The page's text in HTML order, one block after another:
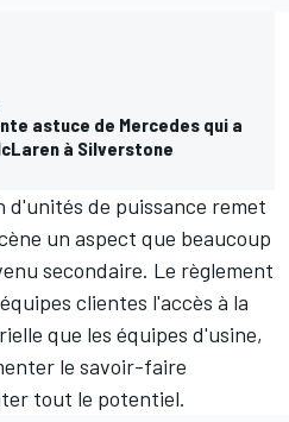
astuce de Mercedes qui a
à Silverstone
d'unités de puissance remet
un aspect que beaucoup
secondaire. Le règlement
clientes l'accès à la
que les équipes d'usine,
le savoir-faire
tout le potentiel.